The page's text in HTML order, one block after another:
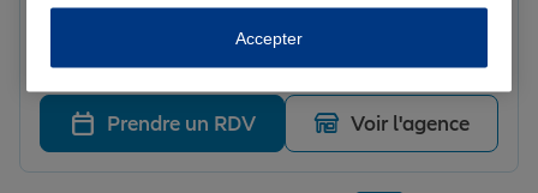
Le 10/02/2026 - Agence MESNIL SAINT DENIS
Conseillère commerciale disponible,claire dans la
présentation des produits
Prendre un RDV Voir l'agence
Accepter